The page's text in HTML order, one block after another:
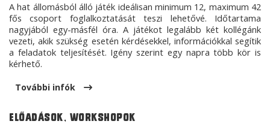
A hat állomásból álló játék ideálisan minimum 12, maximum 42
fős csoport foglalkoztatását teszi lehetővé. Időtartama
nagyjából egy-másfél óra. A játékot legalább két kollégánk
vezeti, akik szükség esetén kérdésekkel, információkkal segítik
a feladatok teljesítését. Igény szerint egy napra több kör is
kérhető.
További infók
Előadások, workshopok